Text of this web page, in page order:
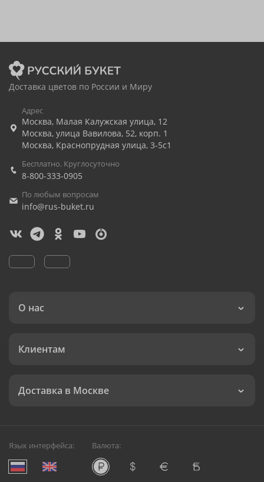
Доставка цветов по России и Миру
Адрес
Москва, Малая Калужская улица, 12
Москва, улица Вавилова, 52, корп. 1
Москва, Краснопрудная улица, 3-5с1
Бесплатно. Круглосуточно
8-800-333-0905
По любым вопросам
info@rus-buket.ru
О нас
Клиентам
Доставка в Москве
Язык интерфейса: Валюта: